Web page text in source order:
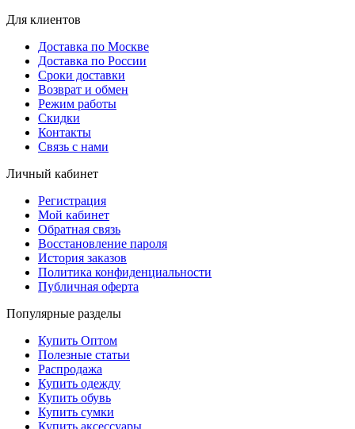
Для клиентов
Доставка по Москве
Доставка по России
Сроки доставки
Возврат и обмен
Режим работы
Скидки
Контакты
Связь с нами
Личный кабинет
Регистрация
Мой кабинет
Обратная связь
Восстановление пароля
История заказов
Политика конфиденциальности
Публичная оферта
Популярные разделы
Купить Оптом
Полезные статьи
Распродажа
Купить одежду
Купить обувь
Купить сумки
Купить аксессуары